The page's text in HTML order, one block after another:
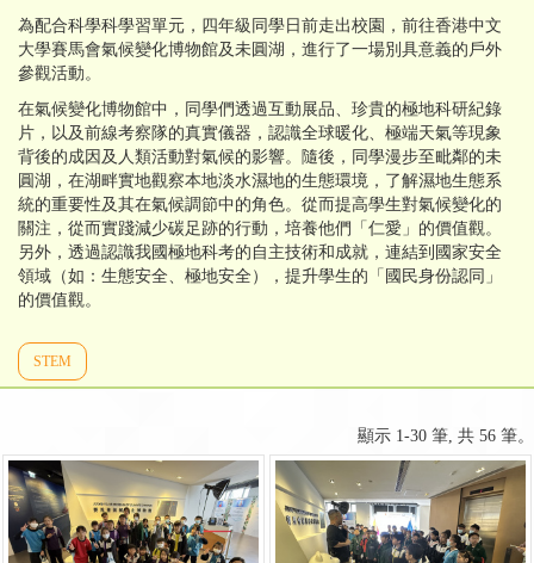
為配合科學科學習單元，四年級同學日前走出校園，前往香港中文
大學賽馬會氣候變化博物館及未圓湖，進行了一場別具意義的戶外
參觀活動。
在氣候變化博物館中，同學們透過互動展品、珍貴的極地科研紀錄
片，以及前線考察隊的真實儀器，認識全球暖化、極端天氣等現象
背後的成因及人類活動對氣候的影響。隨後，同學漫步至毗鄰的未
圓湖，在湖畔實地觀察本地淡水濕地的生態環境，了解濕地生態系
統的重要性及其在氣候調節中的角色。從而提高學生對氣候變化的
關注，從而實踐減少碳足跡的行動，培養他們「仁愛」的價值觀。
另外，透過認識我國極地科考的自主技術和成就，連結到國家安全
領域（如：生態安全、極地安全），提升學生的「國民身份認同」
的價值觀。
STEM
顯示 1-30 筆, 共 56 筆。